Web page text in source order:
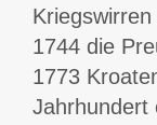
1744 die
1773
Jahrhundert